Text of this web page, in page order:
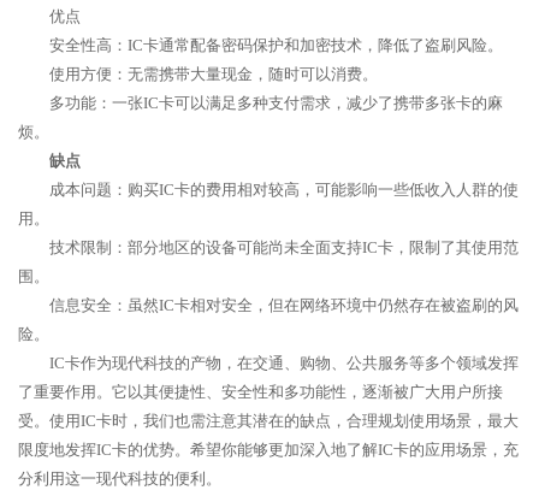
优点
安全性高：IC卡通常配备密码保护和加密技术，降低了盗刷风险。
使用方便：无需携带大量现金，随时可以消费。
多功能：一张IC卡可以满足多种支付需求，减少了携带多张卡的麻
烦。
缺点
成本问题：购买IC卡的费用相对较高，可能影响一些低收入人群的使
用。
技术限制：部分地区的设备可能尚未全面支持IC卡，限制了其使用范
围。
信息安全：虽然IC卡相对安全，但在网络环境中仍然存在被盗刷的风
险。
IC卡作为现代科技的产物，在交通、购物、公共服务等多个领域发挥
了重要作用。它以其便捷性、安全性和多功能性，逐渐被广大用户所接
受。使用IC卡时，我们也需注意其潜在的缺点，合理规划使用场景，最大
限度地发挥IC卡的优势。希望你能够更加深入地了解IC卡的应用场景，充
分利用这一现代科技的便利。